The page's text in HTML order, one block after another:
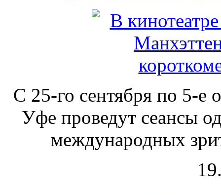
С 25-го сентября по 5-е
Уфе проведут сеансы
международных